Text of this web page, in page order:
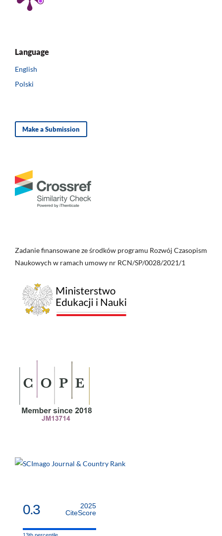
Language
English
Polski
Make a Submission
Zadanie finansowane ze środków programu Rozwój Czasopism
Naukowych w ramach umowy nr RCN/SP/0028/2021/1
0.3
2025
CiteScore